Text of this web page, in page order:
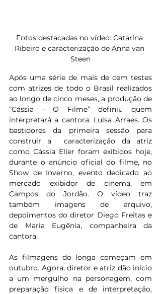
Fotos destacadas no vídeo: Catarina
Ribeiro e caracterização de Anna van
Steen
Após uma série de mais de cem testes
com atrizes de todo o Brasil realizados
ao longo de cinco meses, a produção de
“Cássia - O Filme” definiu quem
interpretará a cantora: Luisa Arraes. Os
bastidores da primeira sessão para
construir a  caracterização da atriz
como Cássia Eller foram exibidos hoje,
durante o anúncio oficial do filme, no
Show de Inverno, evento dedicado ao
mercado exibidor de cinema, em
Campos do Jordão. O vídeo traz
também imagens de arquivo,
depoimentos do diretor Diego Freitas e
de Maria Eugênia, companheira da
cantora.
As filmagens do longa começam em
outubro. Agora, diretor e atriz dão início
a um mergulho na personagem, com
preparação física e de interpretação,